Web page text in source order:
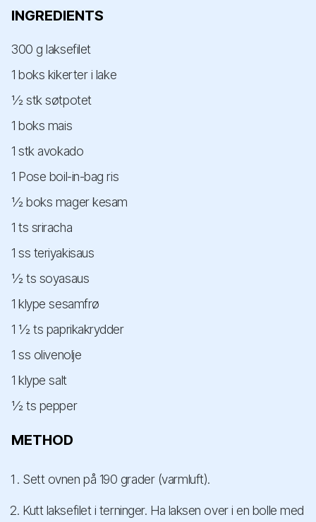
INGREDIENTS
300 g laksefilet
1 boks kikerter i lake
½ stk søtpotet
1 boks mais
1 stk avokado
1 Pose boil-in-bag ris
½ boks mager kesam
1 ts sriracha
1 ss teriyakisaus
½ ts soyasaus
1 klype sesamfrø
1 ½ ts paprikakrydder
1 ss olivenolje
1 klype salt
½ ts pepper
METHOD
Sett ovnen på 190 grader (varmluft).
Kutt laksefilet i terninger. Ha laksen over i en bolle med